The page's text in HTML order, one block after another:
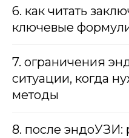
6. как читать
ключевые
7. ограничения
ситуации, когда
методы
8. после эндоУЗИ: